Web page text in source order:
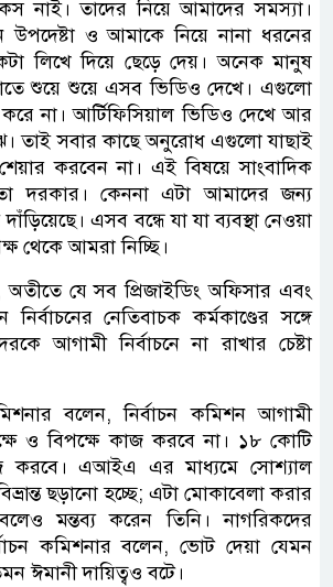
নাই। তাদের নিয়ে আমাদের সমস্যা।
উপদেষ্টা ও আমাকে নিয়ে নানা ধরনের
লিখে দিয়ে ছেড়ে দেয়। অনেক মানুষ
শুয়ে শুয়ে এসব ভিডিও দেখে। এগুলো
না। আর্টিফিসিয়াল ভিডিও দেখে আর
তাই সবার কাছে অনুরোধ এগুলো যাছাই
করবেন না। এই বিষয়ে সাংবাদিক
দরকার। কেননা এটা আমাদের জন্য
দাঁড়িয়েছে। এসব বন্ধে যা যা ব্যবস্থা নেওয়া
থেকে আমরা নিচ্ছি।
যে সব প্রিজাইডিং অফিসার এবং
নেতিবাচক কর্মকাণ্ডের সঙ্গে
আগামী নির্বাচনে না রাখার চেষ্টা
বলেন, নির্বাচন কমিশন আগামী
ও বিপক্ষে কাজ করবে না। ১৮ কোটি
করবে। এআইএ এর মাধ্যমে সোশ্যাল
ছড়ানো হচ্ছে; এটা মোকাবেলা করার
মন্তব্য করেন তিনি। নাগরিকদের
কমিশনার বলেন, ভোট দেয়া যেমন
ঈমানী দায়িত্বও বটে।